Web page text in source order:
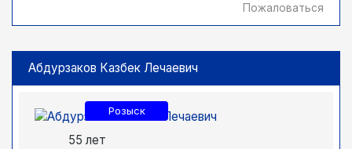
Пожаловаться
Абдурзаков Казбек Лечаевич
Розыск
55 лет